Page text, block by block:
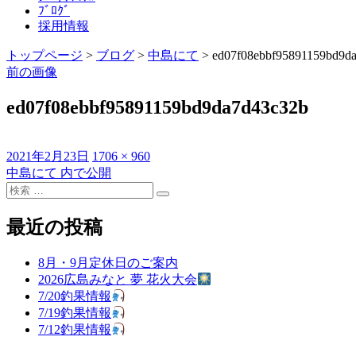
ﾌﾞﾛｸﾞ
採用情報
トップページ > ブログ > 中島にて >
前の画像
ed07f08ebbf95891159bd9da7d43c32b
投
稿
日:
2021年2月23日 フ
ル
ズ
1706 × 960
投
稿
ナ
中島にて 内で公開
検
対
象:
検
最近の投稿
8月・9月定休日のご案内
2026広島みなと 夢 花火大会
7/20釣果情報
7/19釣果情報
7/12釣果情報